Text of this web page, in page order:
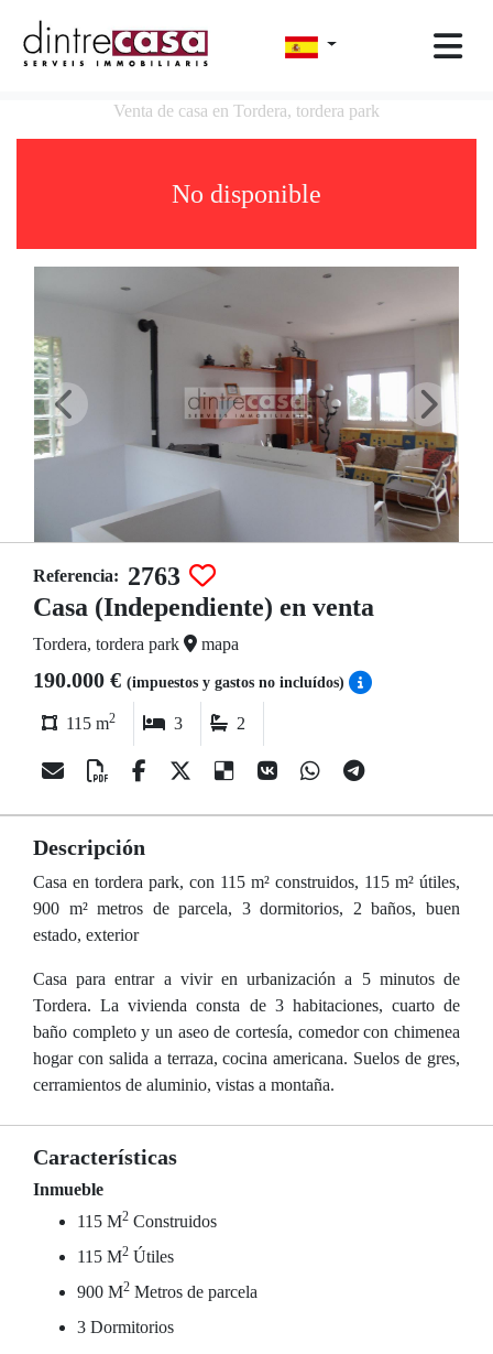
Venta de casa en Tordera, tordera park
No disponible
Referencia: 2763
Casa (Independiente) en venta
Tordera, tordera park mapa
190.000 € (impuestos y gastos no incluídos)
115 m2 3 2
Descripción
Casa en tordera park, con 115 m² construidos, 115 m² útiles,
900 m² metros de parcela, 3 dormitorios, 2 baños, buen
estado, exterior
Casa para entrar a vivir en urbanización a 5 minutos de
Tordera. La vivienda consta de 3 habitaciones, cuarto de
baño completo y un aseo de cortesía, comedor con chimenea
hogar con salida a terraza, cocina americana. Suelos de gres,
cerramientos de aluminio, vistas a montaña.
Características
Inmueble
115 M2 Construidos
115 M2 Útiles
900 M2 Metros de parcela
3 Dormitorios